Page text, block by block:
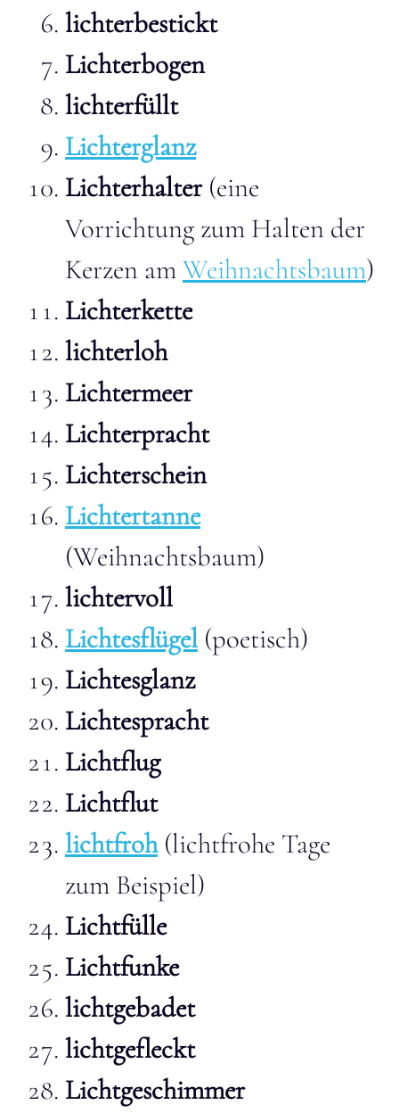
lichterbestickt
Lichterbogen
lichterfüllt
Lichterglanz
Lichterhalter(eine
Vorrichtung zum Halten der
Kerzen amWeihnachtsbaum)
Lichterkette
lichterloh
Lichtermeer
Lichterpracht
Lichterschein
Lichtertanne
(Weihnachtsbaum)
lichtervoll
Lichtesflügel (poetisch)
Lichtesglanz
Lichtespracht
Lichtflug
Lichtflut
lichtfroh(lichtfrohe Tage
zum Beispiel)
Lichtfülle
Lichtfunke
lichtgebadet
lichtgefleckt
Lichtgeschimmer